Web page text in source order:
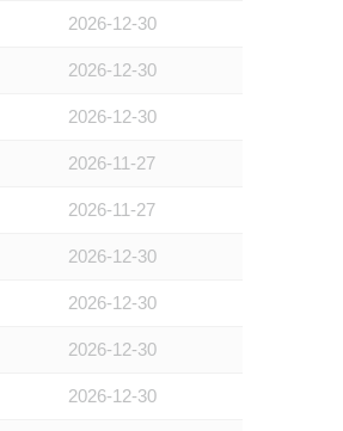
2026-12-30
2026-12-30
2026-12-30
2026-11-27
2026-11-27
2026-12-30
2026-12-30
2026-12-30
2026-12-30